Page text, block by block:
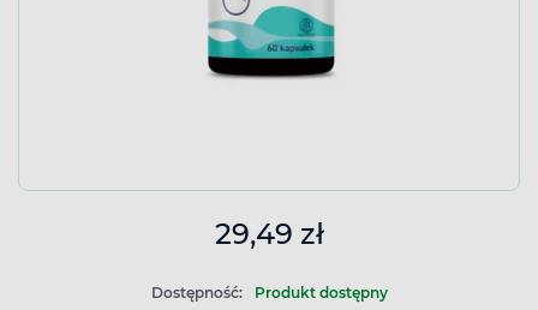
29,49 zł
Dostępność: Produkt dostępny